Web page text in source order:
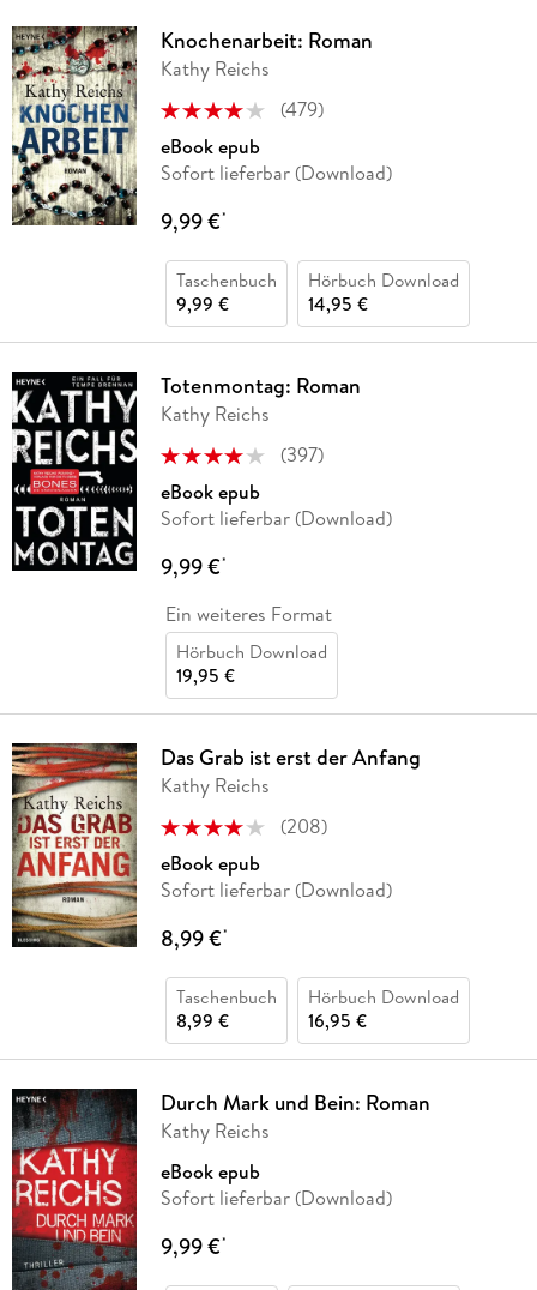
Knochenarbeit: Roman
Kathy Reichs
(479)
eBook epub
Sofort lieferbar (Download)
9,99 €*
Taschenbuch
9,99 €
Hörbuch Download
14,95 €
Totenmontag: Roman
Kathy Reichs
(397)
eBook epub
Sofort lieferbar (Download)
9,99 €*
Ein weiteres Format
Hörbuch Download
19,95 €
Das Grab ist erst der Anfang
Kathy Reichs
(208)
eBook epub
Sofort lieferbar (Download)
8,99 €*
Taschenbuch
8,99 €
Hörbuch Download
16,95 €
Durch Mark und Bein: Roman
Kathy Reichs
eBook epub
Sofort lieferbar (Download)
9,99 €*